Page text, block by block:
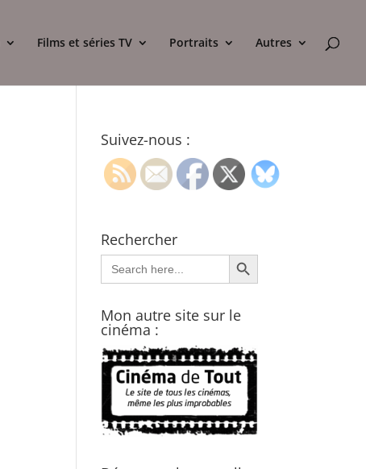
Films et séries TV Portraits Autres
Suivez-nous :
Rechercher
Search
for:
Search Button
Mon autre site sur le
cinéma :